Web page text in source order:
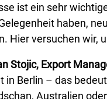
ist ein sehr
haben,
Hier versuchen wir,
Stojic, Export
in Berlin – das
Australien